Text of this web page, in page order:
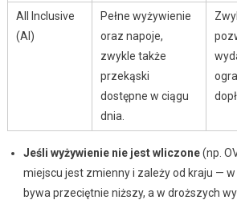
All Inclusive
(AI)
Pełne wyżywienie
oraz napoje,
zwykle także
przekąski
dostępne w ciągu
dnia.
Jeśli wyżywienie nie jest wliczone(np.
miejscu jest zmienny i zależy od kraju —
bywa przeciętnie niższy, a w droższych